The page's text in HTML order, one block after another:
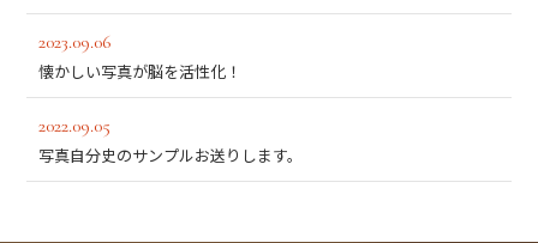
2023.09.06
懐かしい写真が脳を活性化！
2022.09.05
写真自分史のサンプルお送りします。